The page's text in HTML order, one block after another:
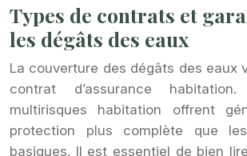
Types de contrats et
les dégâts des eaux
La couverture des dégâts des eaux
contrat d’assurance
multirisques habitation offrent
protection plus complète que
basiques. Il est essentiel de bien